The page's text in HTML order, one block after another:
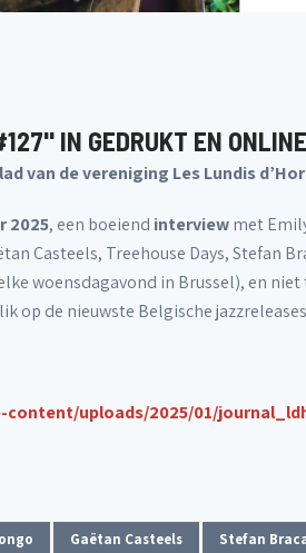
IN GEDRUKT EN ONLINE
van de vereniging Les Lundis
2025, een boeiend interviewmet
Casteels, Treehouse Days, Stefan
woensdagavond in Brussel), en niet
op de nieuwste Belgische
uploads/2025/01/
Gaëtan Casteels Stefan